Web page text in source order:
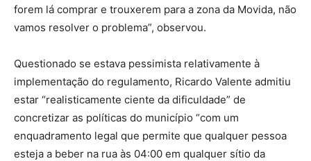
forem lá comprar e trouxerem para a zona da Movida, não
vamos resolver o problema”, observou.
Questionado se estava pessimista relativamente à
implementação do regulamento, Ricardo Valente admitiu
estar “realisticamente ciente da dificuldade” de
concretizar as políticas do município “com um
enquadramento legal que permite que qualquer pessoa
esteja a beber na rua às 04:00 em qualquer sítio da